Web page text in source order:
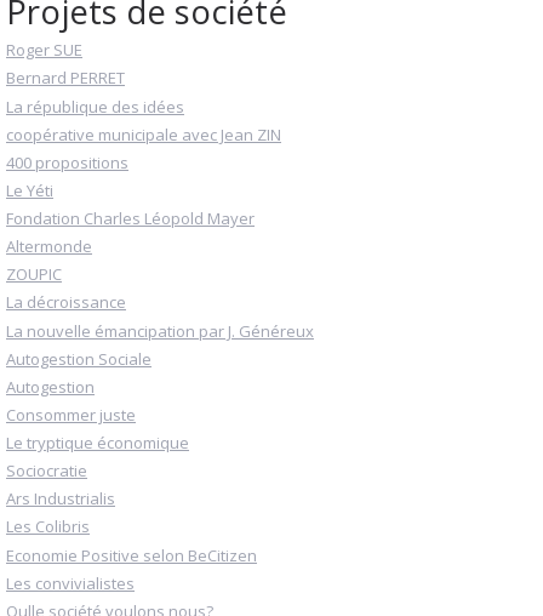
Projets de société
Roger SUE
Bernard PERRET
La république des idées
coopérative municipale avec Jean ZIN
400 propositions
Le Yéti
Fondation Charles Léopold Mayer
Altermonde
ZOUPIC
La décroissance
La nouvelle émancipation par J. Généreux
Autogestion Sociale
Autogestion
Consommer juste
Le tryptique économique
Sociocratie
Ars Industrialis
Les Colibris
Economie Positive selon BeCitizen
Les convivialistes
Qulle société voulons nous?